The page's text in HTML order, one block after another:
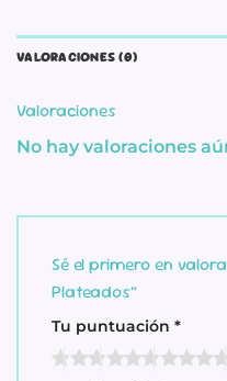
VALORACIONES (0)
Valoraciones
No hay valoraciones
Sé el primero en
Plateados”
Tu puntuación *